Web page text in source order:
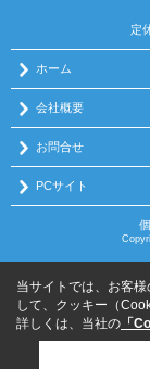
定
ホーム
会社概要
お問合せ
PCサイト
当サイトでは、お客
して、クッキー（
詳しくは、当社の 「